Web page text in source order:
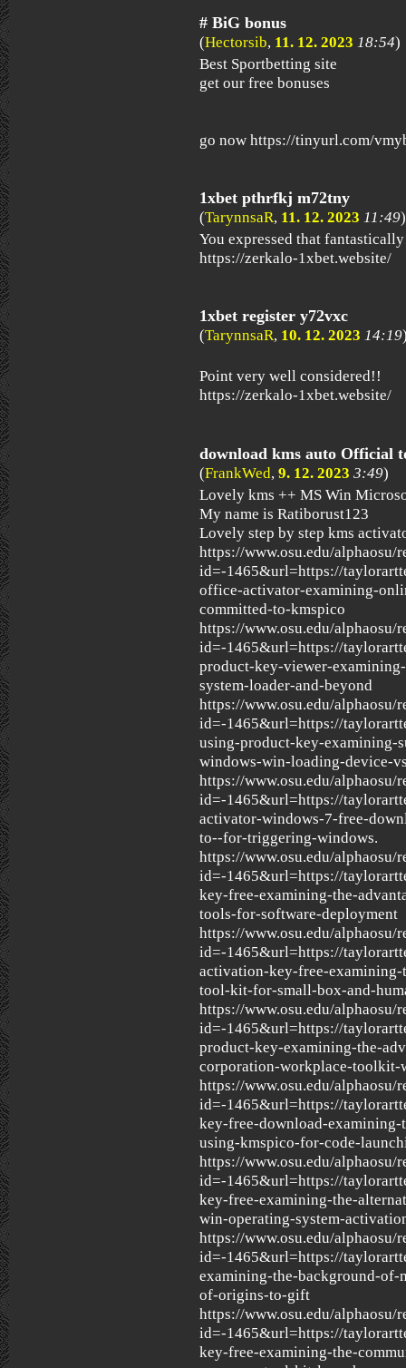
# BіG bonus
(Hectorsib, 11. 12. 2023 18:54)
Best Spоrtbеttіng site
get our free bonuses
go now https://tinyurl.com/
1xbet pthrfkj m72tny
(TarynnsaR, 11. 12. 2023 11:49)
You expressed that
https://zerkalo-1xbet.website/
1xbet register y72vxc
(TarynnsaR, 10. 12. 2023 14:19
Point very well considered!!
https://zerkalo-1xbet.website/
download kms auto Official
(FrankWed, 9. 12. 2023 3:49)
Lovely kms ++ MS Win
My name is Ratiborust123
Lovely step by step kms
https://www.osu.edu/alphaosu/
id=-1465&url=https://
office-activator-examining-
committed-to-kmspico
https://www.osu.edu/alphaosu/
id=-1465&url=https://
product-key-viewer-
system-loader-and-beyond
https://www.osu.edu/alphaosu/
id=-1465&url=https://
using-product-key-examining-
windows-win-loading-device-
https://www.osu.edu/alphaosu/
id=-1465&url=https://
activator-windows-7-free-
to--for-triggering-windows.
https://www.osu.edu/alphaosu/
id=-1465&url=https://
key-free-examining-the-
tools-for-software-deployment
https://www.osu.edu/alphaosu/
id=-1465&url=https://
activation-key-free-examining-
tool-kit-for-small-box-and-
https://www.osu.edu/alphaosu/
id=-1465&url=https://
product-key-examining-the-
corporation-workplace-toolkit-
https://www.osu.edu/alphaosu/
id=-1465&url=https://
key-free-download-
using-kmspico-for-code-
https://www.osu.edu/alphaosu/
id=-1465&url=https://
key-free-examining-the-
win-operating-system-
https://www.osu.edu/alphaosu/
id=-1465&url=https://
examining-the-background-
of-origins-to-gift
https://www.osu.edu/alphaosu/
id=-1465&url=https://
key-free-examining-the-